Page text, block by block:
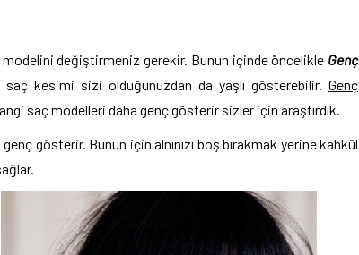
modelini değiştirmeniz gerekir. Bunun içinde öncelikle Genç
saç kesimi sizi olduğunuzdan da yaşlı gösterebilir. Genç
saç modelleri daha genç gösterir sizler için araştırdık.
gösterir. Bunun için alnınızı boş bırakmak yerine kahkül